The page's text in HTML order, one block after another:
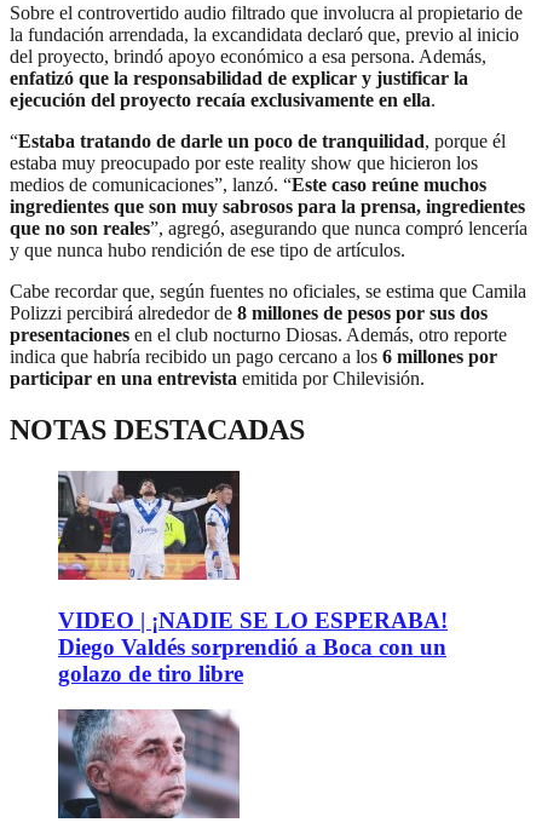
Sobre el controvertido audio filtrado que involucra al propietario de
la fundación arrendada, la excandidata declaró que, previo al inicio
del proyecto, brindó apoyo económico a esa persona. Además,
enfatizó que la responsabilidad de explicar y justificar la
ejecución del proyecto recaía exclusivamente en ella.
“Estaba tratando de darle un poco de tranquilidad, porque él
estaba muy preocupado por este reality show que hicieron los
medios de comunicaciones”, lanzó. “Este caso reúne muchos
ingredientes que son muy sabrosos para la prensa, ingredientes
que no son reales”, agregó, asegurando que nunca compró lencería
y que nunca hubo rendición de ese tipo de artículos.
Cabe recordar que, según fuentes no oficiales, se estima que Camila
Polizzi percibirá alrededor de 8 millones de pesos por sus dos
presentaciones en el club nocturno Diosas. Además, otro reporte
indica que habría recibido un pago cercano a los 6 millones por
participar en una entrevista emitida por Chilevisión.
NOTAS DESTACADAS
VIDEO | ¡NADIE SE LO ESPERABA!
Diego Valdés sorprendió a Boca con un
golazo de tiro libre